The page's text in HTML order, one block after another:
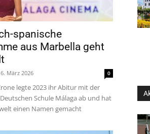
spanische
aus Marbella geht
6. März 2026 0
legte 2023 ihr Abitur mit der
Schule Málaga ab und hat
einen Namen gemacht